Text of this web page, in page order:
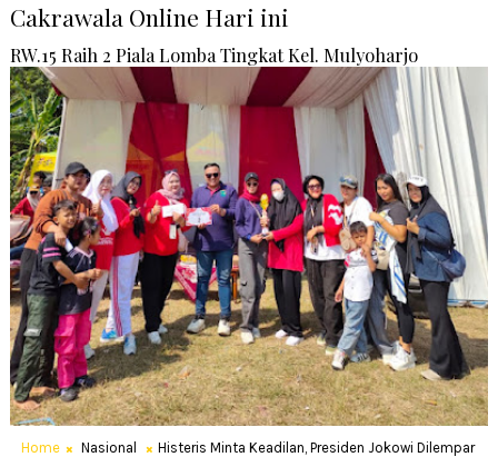
Cakrawala Online Hari ini
RW.15 Raih 2 Piala Lomba Tingkat Kel. Mulyoharjo
Home Nasional
Histeris Minta Keadilan, Presiden Jokowi Dilempar